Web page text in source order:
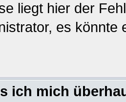
liegt hier der
es könnte
ich mich